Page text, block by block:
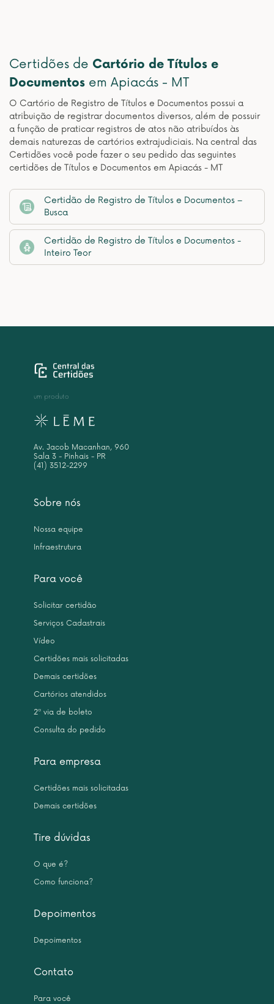
Certidões de Cartório de Títulos e
Documentos em Apiacás - MT
O Cartório de Registro de Títulos e Documentos possui a
atribuição de registrar documentos diversos, além de possuir
a função de praticar registros de atos não atribuídos às
demais naturezas de cartórios extrajudiciais. Na central das
Certidões você pode fazer o seu pedido das seguintes
certidões de Títulos e Documentos em Apiacás - MT
Certidão de Registro de Títulos e Documentos –
Busca
Certidão de Registro de Títulos e Documentos -
Inteiro Teor
Sobre nós
Nossa equipe
Infraestrutura
Para você
Solicitar certidão
Serviços Cadastrais
Vídeo
Certidões mais solicitadas
Demais certidões
Cartórios atendidos
2ª via de boleto
Consulta do pedido
Para empresa
Certidões mais solicitadas
Demais certidões
Tire dúvidas
O que é?
Como funciona?
Depoimentos
Depoimentos
Contato
Para você
um produto
Av. Jacob Macanhan, 960
Sala 3 - Pinhais - PR
(41) 3512-2299